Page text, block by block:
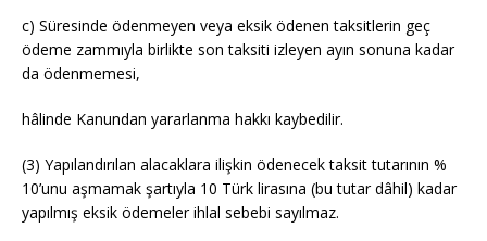
c) Süresinde ödenmeyen veya eksik ödenen taksitlerin geç
ödeme zammıyla birlikte son taksiti izleyen ayın sonuna kadar
da ödenmemesi,
hâlinde Kanundan yararlanma hakkı kaybedilir.
(3) Yapılandırılan alacaklara ilişkin ödenecek taksit tutarının %
10’unu aşmamak şartıyla 10 Türk lirasına (bu tutar dâhil) kadar
yapılmış eksik ödemeler ihlal sebebi sayılmaz.